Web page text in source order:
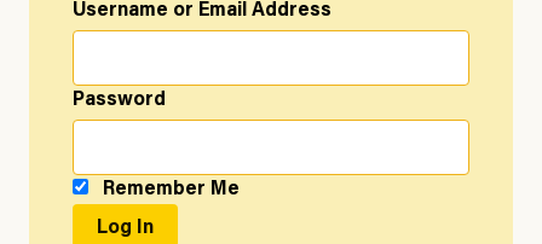
Username or Email Address
Password
Remember Me